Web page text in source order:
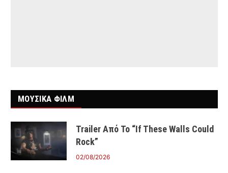
ΜΟΥΣΙΚΑ ΦΙΛΜ
Trailer Από Το “If These Walls Could
Rock”
02/08/2026